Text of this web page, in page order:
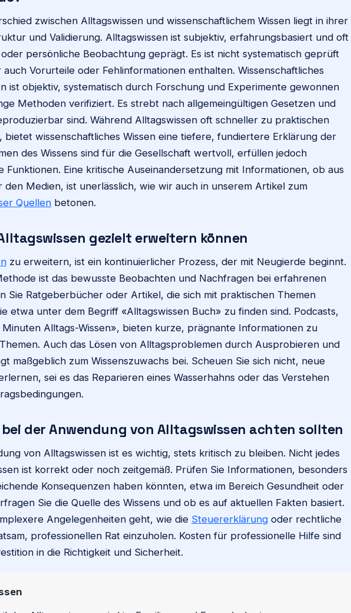
zwischen Alltagswissen und wissenschaftlichem Wissen liegt in ihrer
und Validierung. Alltagswissen ist subjektiv, erfahrungsbasiert und oft
persönliche Beobachtung geprägt. Es ist nicht systematisch geprüft
auch Vorurteile oder Fehlinformationen enthalten. Wissenschaftliches
ist objektiv, systematisch durch Forschung und Experimente gewonnen
Methoden verifiziert. Es strebt nach allgemeingültigen Gesetzen und
sind. Während Alltagswissen oft schneller zu praktischen
bietet wissenschaftliches Wissen eine tiefere, fundiertere Erklärung der
des Wissens sind für die Gesellschaft wertvoll, erfüllen jedoch
Funktionen. Eine kritische Auseinandersetzung mit Informationen, ob aus
den Medien, ist unerlässlich, wie wir auch in unserem Artikel zum
Quellen betonen.
gezielt erweitern können
zu erweitern, ist ein kontinuierlicher Prozess, der mit Neugierde beginnt.
ist das bewusste Beobachten und Nachfragen bei erfahrenen
Sie Ratgeberbücher oder Artikel, die sich mit praktischen Themen
etwa unter dem Begriff «Alltagswissen Buch» zu finden sind. Podcasts,
Minuten Alltags-Wissen», bieten kurze, prägnante Informationen zu
Auch das Lösen von Alltagsproblemen durch Ausprobieren und
maßgeblich zum Wissenszuwachs bei. Scheuen Sie sich nicht, neue
sei es das Reparieren eines Wasserhahns oder das Verstehen
der Anwendung von Alltagswissen achten sollten
von Alltagswissen ist es wichtig, stets kritisch zu bleiben. Nicht jedes
ist korrekt oder noch zeitgemäß. Prüfen Sie Informationen, besonders
Konsequenzen haben könnten, etwa im Bereich Gesundheit oder
Sie die Quelle des Wissens und ob es auf aktuellen Fakten basiert.
Angelegenheiten geht, wie die Steuererklärung oder rechtliche
professionellen Rat einzuholen. Kosten für professionelle Hilfe sind
in die Richtigkeit und Sicherheit.